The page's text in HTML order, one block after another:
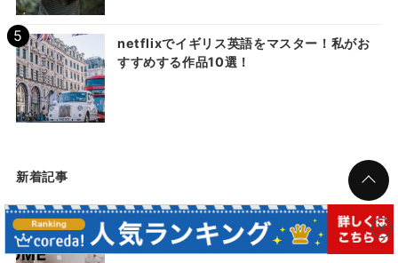
netflixでイギリス英語をマスター！私がお
すすめする作品10選！
新着記事
私がステイホーム中にNetflixでイッキ見し
た海外ドラマをご紹介！